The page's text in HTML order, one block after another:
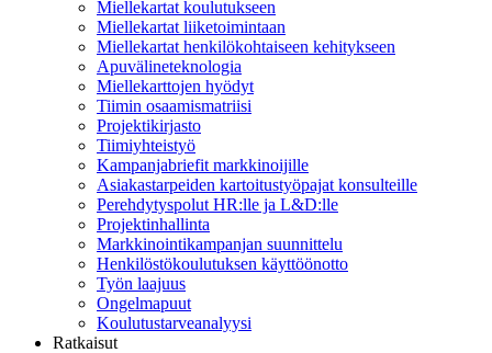
Miellekartat koulutukseen
Miellekartat liiketoimintaan
Miellekartat henkilökohtaiseen kehitykseen
Apuvälineteknologia
Miellekarttojen hyödyt
Tiimin osaamismatriisi
Projektikirjasto
Tiimiyhteistyö
Kampanjabriefit markkinoijille
Asiakastarpeiden kartoitustyöpajat konsulteille
Perehdytyspolut HR:lle ja L&D:lle
Projektinhallinta
Markkinointikampanjan suunnittelu
Henkilöstökoulutuksen käyttöönotto
Työn laajuus
Ongelmapuut
Koulutustarveanalyysi
Ratkaisut